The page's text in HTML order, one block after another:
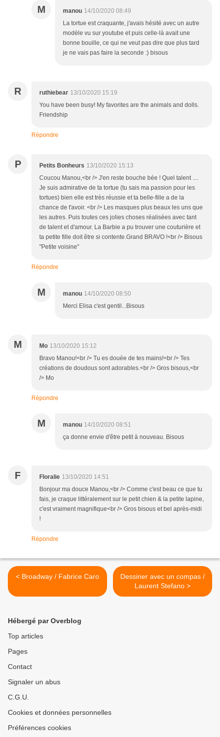
M manou 14/10/2020 08:49
La tortue est craquante, j'avais hésité avec un autre
modèle vu sur youtube et puis celle-là avait une
bonne bouille, ce qui ne veut pas dire que plus tard
je ne vais pas faire la seconde :) bisous
R ruthiebear 13/10/2020 15:19
You have been busy! My favorites are the animals and dolls.
Friendship
Répondre
P Petits Bonheurs 13/10/2020 15:13
Coucou Manou,<br /> J'en reste bouche bée ! Quel talent ....
Je suis admirative de ta tortue (tu sais ma passion pour les
tortues) bien elle est très réussie et ta belle-fille a de la
chance de t'avoir. <br /> Les masques plus beaux les uns que
les autres. Puis toutes ces jolies choses réalisées avec tant
de talent et d'amour. La Barbie a pu trouver une couturière et
ta petite fille doit être si contente.Grand BRAVO !<br /> Bisous
"Petite voisine"
Répondre
M manou 14/10/2020 08:50
Merci Elisa c'est gentil...Bisous
M Mo 13/10/2020 15:12
Bravo Manou!<br /> Tu es douée de tes mains!<br /> Tes
créations de doudous sont adorables.<br /> Gros bisous,<br
/> Mo
Répondre
M manou 14/10/2020 08:51
ça donne envie d'être petit à nouveau. Bisous
F Floralie 13/10/2020 14:51
Bonjour ma douce Manou,<br /> Comme c'est beau ce que tu
fais, je craque littéralement sur le petit chien & la petite lapine,
c'est vraiment magnifique<br /> Gros bisous et bel après-midi
!
Répondre
< Broadway / Fabrice Caro
Dessiner avec un compas /
Laurent Stefano >
Hébergé par Overblog
Top articles
Pages
Contact
Signaler un abus
C.G.U.
Cookies et données personnelles
Préférences cookies